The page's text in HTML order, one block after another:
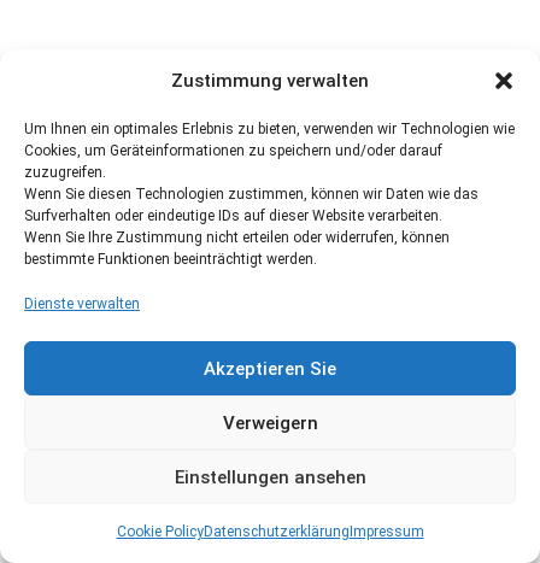
Zustimmung verwalten
Um Ihnen ein optimales Erlebnis zu bieten, verwenden wir Technologien wie
Cookies, um Geräteinformationen zu speichern und/oder darauf
zuzugreifen.
Wenn Sie diesen Technologien zustimmen, können wir Daten wie das
Surfverhalten oder eindeutige IDs auf dieser Website verarbeiten.
Wenn Sie Ihre Zustimmung nicht erteilen oder widerrufen, können
bestimmte Funktionen beeinträchtigt werden.
Dienste verwalten
Akzeptieren Sie
Verweigern
Einstellungen ansehen
Cookie PolicyDatenschutzerklärung Impressum